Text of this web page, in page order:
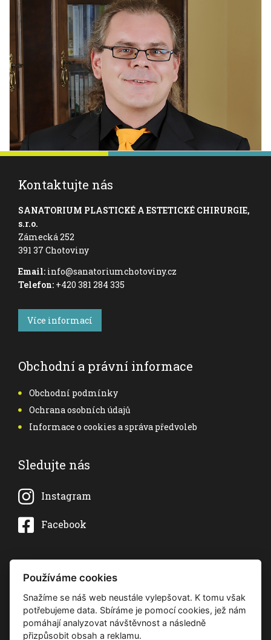
Kontaktujte nás
SANATORIUM PLASTICKÉ A ESTETICKÉ CHIRURGIE,
s.r.o.
Zámecká 252
391 37 Chotoviny
Email: info@sanatoriumchotoviny.cz
Telefon: +420 381 284 335
Více informací
Obchodní a právní informace
Obchodní podmínky
Ochrana osobních údajů
Informace o cookies a správa předvoleb
Sledujte nás
Instagram
Facebook
Zobrazit profil
Používáme cookies
Snažíme se náš web neustále vylepšovat. K tomu však
potřebujeme data. Sbíráme je pomocí cookies, jež nám
pomáhají analyzovat návštěvnost a následně
přizpůsobit obsah a reklamu.